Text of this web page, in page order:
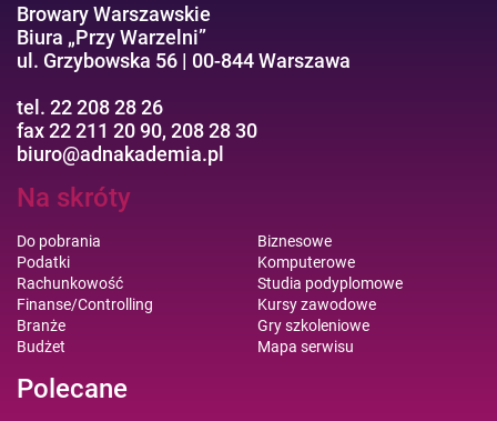
Browary Warszawskie
Biura „Przy Warzelni”
ul. Grzybowska 56 | 00-844 Warszawa
tel. 22 208 28 26
fax 22 211 20 90, 208 28 30
biuro@adnakademia.pl
Na skróty
Do pobrania
Podatki
Rachunkowość
Finanse/Controlling
Branże
Budżet
Biznesowe
Komputerowe
Studia podyplomowe
Kursy zawodowe
Gry szkoleniowe
Mapa serwisu
Polecane